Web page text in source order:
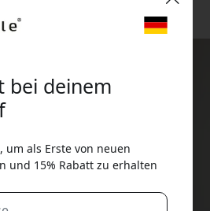
bei deinem
um als Erste von neuen
und 15% Rabatt zu erhalten
Rabattcode:
an der Kasse, um 15%
zu erhalten.